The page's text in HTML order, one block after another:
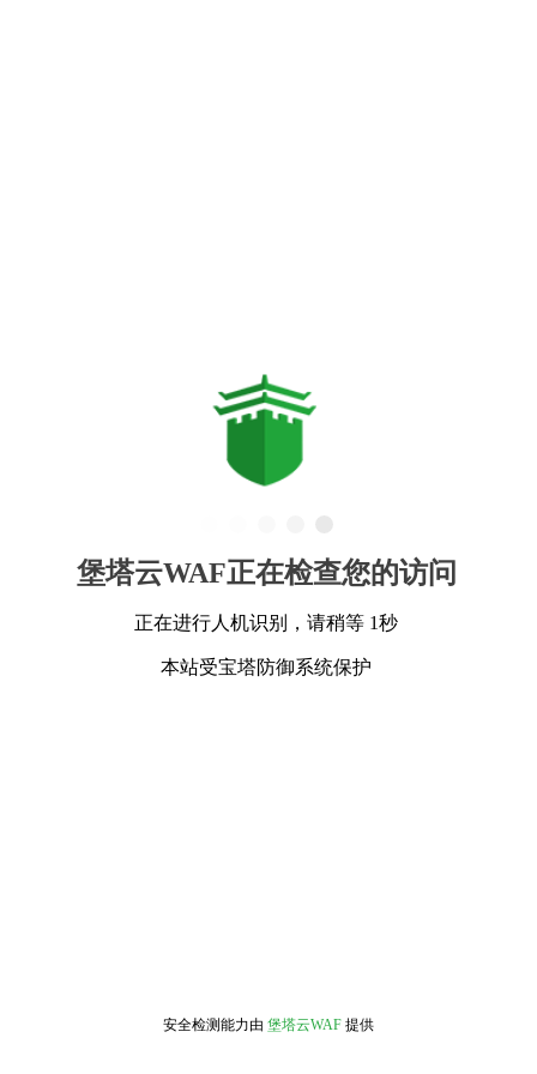
堡塔云WAF正在检查您的访问
正在进行人机识别，请稍等 1秒
本站受宝塔防御系统保护
安全检测能力由 堡塔云WAF 提供